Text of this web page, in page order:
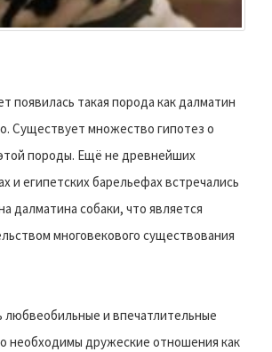
появилась такая порода как далматин
Существует множество гипотез о
породы. Ещё не древнейших
и египетских барельефах встречались
далматина собаки, что является
многовекового существования
любвеобильные и впечатлительные
необходимы дружеские отношения как